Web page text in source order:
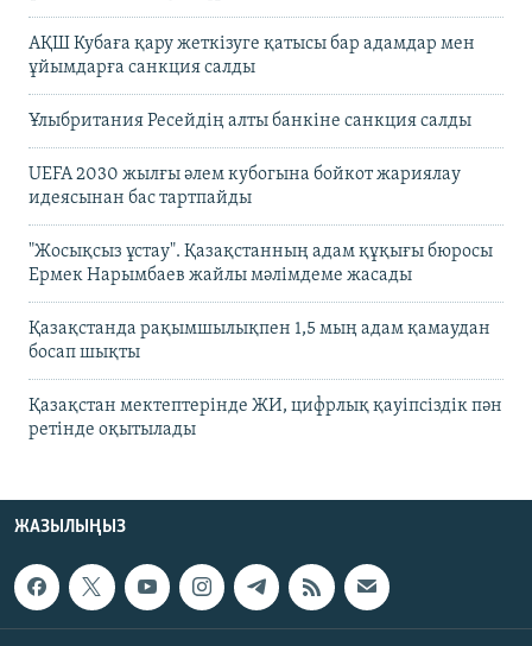
АҚШ Кубаға қару жеткізуге қатысы бар адамдар мен
ұйымдарға санкция салды
Ұлыбритания Ресейдің алты банкіне санкция салды
UEFA 2030 жылғы әлем кубогына бойкот жариялау
идеясынан бас тартпайды
"Жосықсыз ұстау". Қазақстанның адам құқығы бюросы
Ермек Нарымбаев жайлы мәлімдеме жасады
Қазақстанда рақымшылықпен 1,5 мың адам қамаудан
босап шықты
Қазақстан мектептерінде ЖИ, цифрлық қауіпсіздік пән
ретінде оқытылады
ЖАЗЫЛЫҢЫЗ